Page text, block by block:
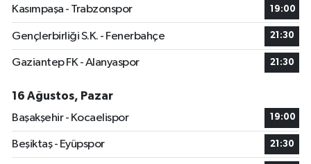
Kasımpaşa - Trabzonspor 19:00
Gençlerbirliği S.K. - Fenerbahçe 21:30
Gaziantep FK - Alanyaspor 21:30
16 Ağustos, Pazar
Başakşehir - Kocaelispor
19:00
Beşiktaş - Eyüpspor 21:30